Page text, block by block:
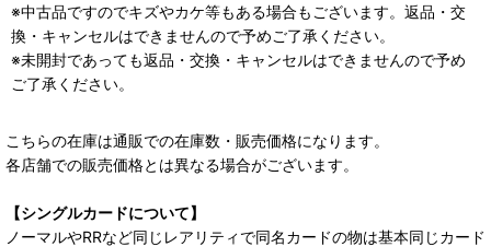
※中古品ですのでキズやカケ等もある場合もございます。返品・交
換・キャンセルはできませんので予めご了承ください。
※未開封であっても返品・交換・キャンセルはできませんので予め
ご了承ください。
こちらの在庫は通販での在庫数・販売価格になります。
各店舗での販売価格とは異なる場合がございます。
【シングルカードについて】
ノーマルやRRなど同じレアリティで同名カードの物は基本同じカード